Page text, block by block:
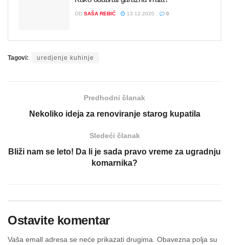
OD SAŠA REBIĆ 13.12.2020 0
Tagovi: uredjenje kuhinje
Predhodni članak
Nekoliko ideja za renoviranje starog kupatila
Sledeći članak
Bliži nam se leto! Da li je sada pravo vreme za ugradnju
komarnika?
Ostavite komentar
Vaša emall adresa se neće prikazati drugima. Obavezna polja su